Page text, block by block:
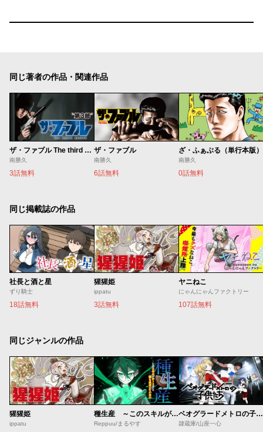
同じ著者の作品・関連作品
ザ・ファブル The third secret
南勝久
3話無料
ザ・ファブル
南勝久
6話無料
ざ・ふぁぶる（単行本版）
南勝久
0話無料
同じ掲載誌の作品
社長と酒と星
ずり騎士
18話無料
猩猩姫
ippatu
3話無料
ヤニねこ
にゃんにゃんファクトリー
107話無料
同じジャンルの作品
猩猩姫
ippatu
種生産 ～このスキルがチートだとまだ誰も気付いていない～
Reppuu/まるやす
ベオグラードメトロの子供たち
隷蔵庫/山座一心